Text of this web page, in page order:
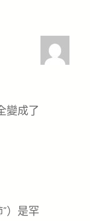
變成了
）是罕